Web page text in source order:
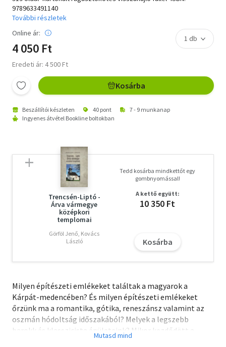
9789633491140
További részletek
Online ár:
4 050 Ft
Eredeti ár: 4 500 Ft
Kosárba
Beszállítói készleten 40 pont
7 - 9 munkanap
Ingyenes átvétel Bookline boltokban
Trencsén-Liptó -
Árva vármegye
középkori
templomai
Görföl Jenő, Kovács
László
Tedd kosárba mindkettőt egy
gombnyomással!
A kettő együtt:
10 350 Ft
Kosárba
Milyen építészeti emlékeket találtak a magyarok a
Kárpát-medencében? És milyen építészeti emlékeket
őrzünk ma a romantika, gótika, reneszánsz valamint az
oszmán hódoltság időszakából? Melyek a legszebb
barokk és klasszicista épületeink? Mikor kezdődött a
vasbetonszerkezetes építészet hazánkban? Art deco és